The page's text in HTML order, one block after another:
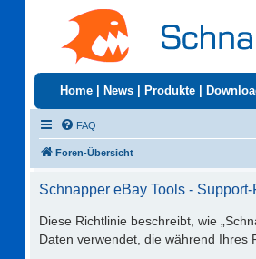
Home News Produkte
FAQ
Foren-Übersicht
Schnapper eBay Tools -
Diese Richtlinie beschreibt, wie
Daten verwendet, die während Ihres